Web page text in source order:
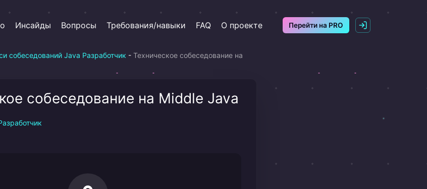
Инсайды Вопросы Требования/навыки FAQ О проекте Перейти на PRO
собеседований Java Разработчик - Техническое собеседование на
собеседование на Middle Java